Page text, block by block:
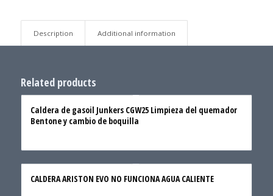
Description Additional information
Related products
Caldera de gasoil Junkers CGW25 Limpieza del quemador
Bentone y cambio de boquilla
CALDERA ARISTON EVO NO FUNCIONA AGUA CALIENTE